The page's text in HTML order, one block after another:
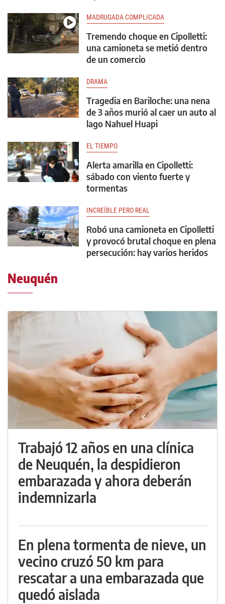
MADRUGADA COMPLICADA
Tremendo choque en Cipolletti:
una camioneta se metió dentro
de un comercio
DRAMA
Tragedia en Bariloche: una nena
de 3 años murió al caer un auto al
lago Nahuel Huapi
EL TIEMPO
Alerta amarilla en Cipolletti:
sábado con viento fuerte y
tormentas
INCREÍBLE PERO REAL
Robó una camioneta en Cipolletti
y provocó brutal choque en plena
persecución: hay varios heridos
Neuquén
Trabajó 12 años en una clínica
de Neuquén, la despidieron
embarazada y ahora deberán
indemnizarla
En plena tormenta de nieve, un
vecino cruzó 50 km para
rescatar a una embarazada que
quedó aislada